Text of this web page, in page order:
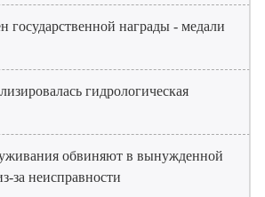
государственной награды - медали
гидрологическая
обвиняют в вынужденной
за неисправности